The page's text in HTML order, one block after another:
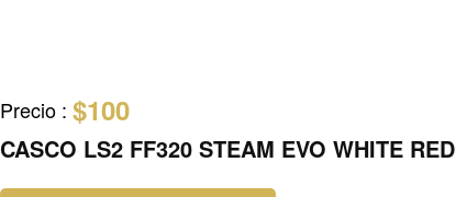
Precio : $100
CASCO LS2 FF320 STEAM EVO WHITE RED